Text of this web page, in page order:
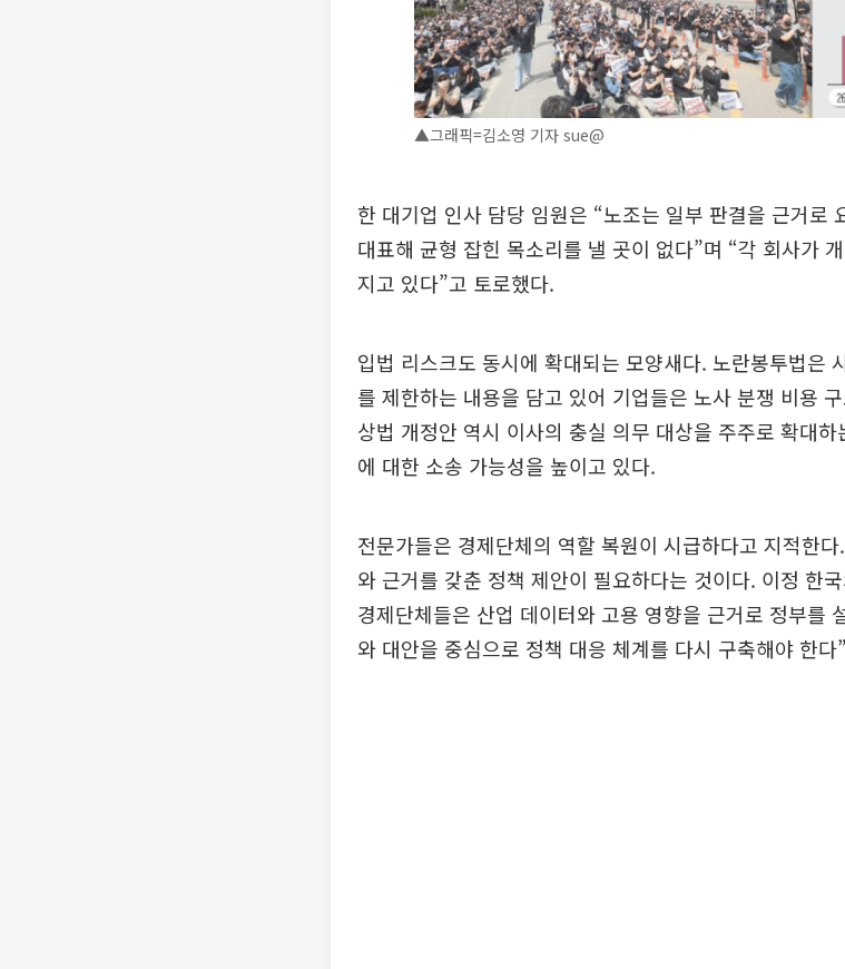
▲그래픽=김소영 기자 sue@
한 대기업 인사 담당 임원은 “노조는 일부 판결을 근거로
대표해 균형 잡힌 목소리를 낼 곳이 없다”며 “각 회사가
지고 있다”고 토로했다.
입법 리스크도 동시에 확대되는 모양새다. 노란봉투법은
를 제한하는 내용을 담고 있어 기업들은 노사 분쟁 비용
상법 개정안 역시 이사의 충실 의무 대상을 주주로 확대
에 대한 소송 가능성을 높이고 있다.
전문가들은 경제단체의 역할 복원이 시급하다고 지적한
와 근거를 갖춘 정책 제안이 필요하다는 것이다. 이정 한
경제단체들은 산업 데이터와 고용 영향을 근거로 정부를
와 대안을 중심으로 정책 대응 체계를 다시 구축해야 한다